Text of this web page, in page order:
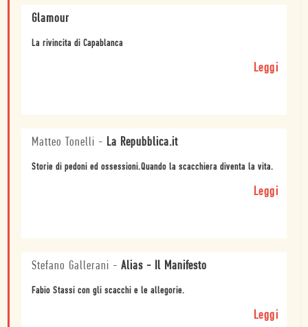
Glamour
La rivincita di Capablanca
Leggi
Matteo Tonelli - La Repubblica.it
Storie di pedoni ed ossessioni.Quando la scacchiera diventa la vita.
Leggi
Stefano Gallerani - Alias - Il Manifesto
Fabio Stassi con gli scacchi e le allegorie.
Leggi